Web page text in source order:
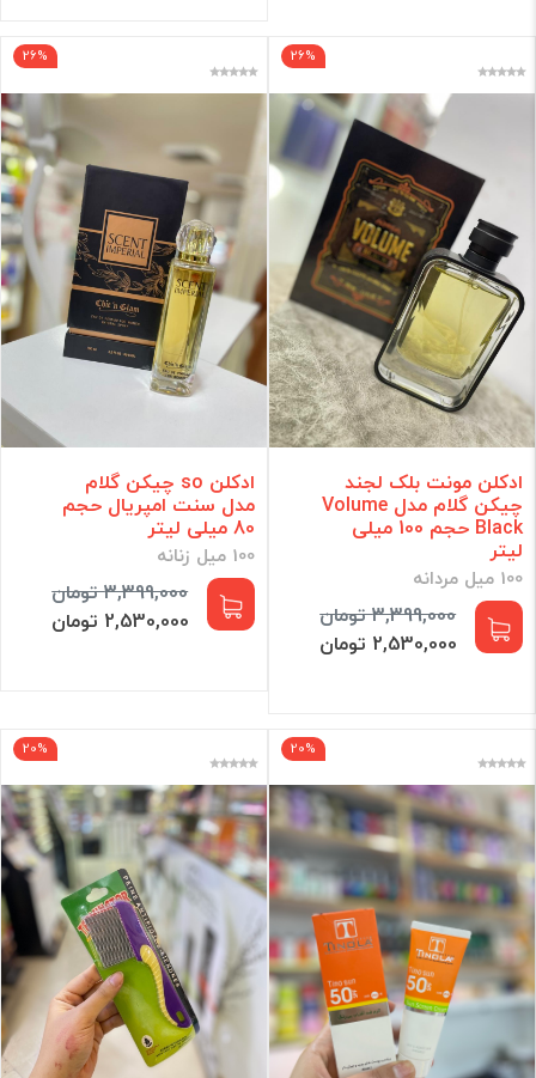
26%
ادکلن مونت بلک لجند
چیکن گلام مدل Volume
Black حجم 100 میلی
لیتر
100 میل مردانه
3,399,000 تومان
2,530,000 تومان
26%
ادکلن so چیکن گلام
مدل سنت امپریال حجم
80 میلی لیتر
100 میل زنانه
3,399,000 تومان
2,530,000 تومان
20%
20%